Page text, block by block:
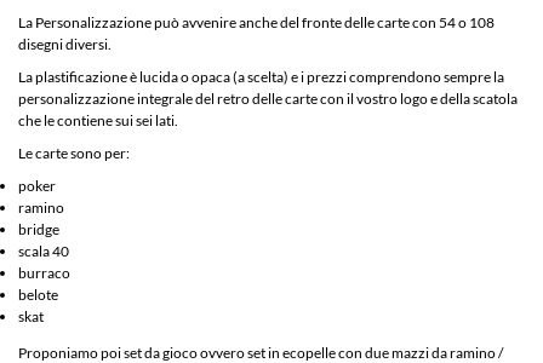
La Personalizzazione può avvenire anche del fronte delle carte con 54 o 108
disegni diversi.
La plastificazione è lucida o opaca (a scelta) e i prezzi comprendono sempre la
personalizzazione integrale del retro delle carte con il vostro logo e della scatola
che le contiene sui sei lati.
Le carte sono per:
poker
ramino
bridge
scala 40
burraco
belote
skat
Proponiamo poiset da giocoovvero set in ecopelle con due mazzi da ramino /